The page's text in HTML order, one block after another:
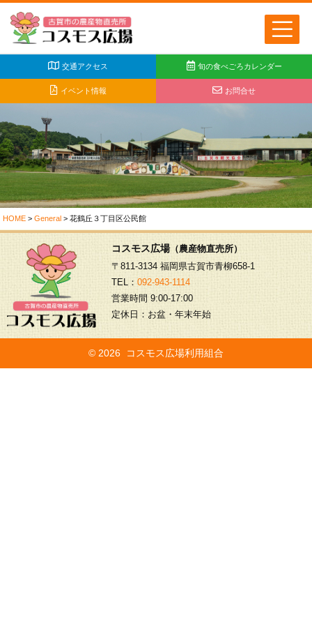
交通アクセス 旬の食べごろカレンダー
イベント情報 お問合せ
HOME > General > 花鶴丘３丁目区公民館
コスモス広場（農産物直売所）
〒811-3134 福岡県古賀市青柳658-1
TEL： 092-943-1114
営業時間 9:00-17:00
定休日：お盆・年末年始
© 2026 コスモス広場利用組合